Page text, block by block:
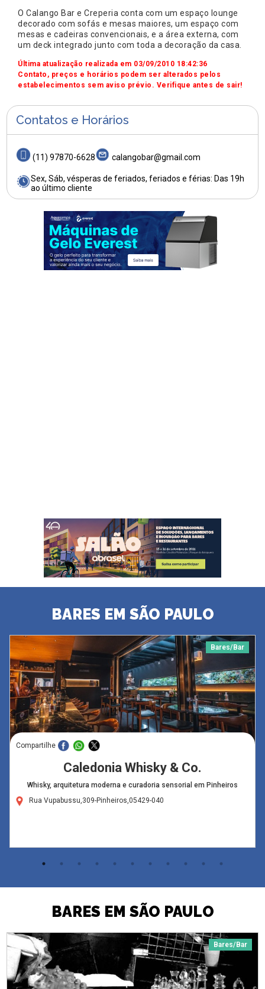
O Calango Bar e Creperia conta com um espaço lounge
decorado com sofás e mesas maiores, um espaço com
mesas e cadeiras convencionais, e a área externa, com
um deck integrado junto com toda a decoração da casa.
Última atualização realizada em 03/09/2010 18:42:36
Contato, preços e horários podem ser alterados pelos
estabelecimentos sem aviso prévio. Verifique antes de sair!
Contatos e Horários
(11) 97870-6628 calangobar@gmail.com
Sex, Sáb, vésperas de feriados, feriados e férias: Das 19h
ao último cliente
BARES EM SÃO PAULO
Bares/Bar
Compartilhe
Caledonia Whisky & Co.
Whisky, arquitetura moderna e curadoria sensorial em Pinheiros
Rua Vupabussu,309-Pinheiros,05429-040
BARES EM SÃO PAULO
Bares/Bar